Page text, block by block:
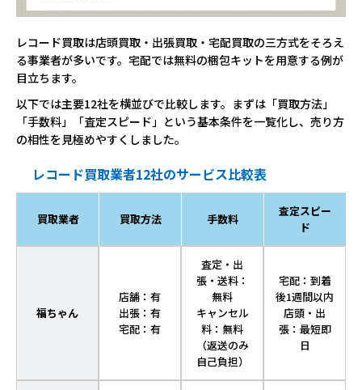
レコード買取は店頭買取・出張買取・宅配買取の三方式をそろえ
る事業者が多いです。宅配では無料の梱包キットを用意する例が
目立ちます。
以下では主要12社を横並びで比較します。まずは「買取方法」
「手数料」「査定スピード」という基本条件を一覧化し、売り方
の相性を見極めやすくしました。
レコード買取業者12社のサービス比較表
買取業者 買取方法 手数料
査定スピー
ド
福ちゃん
店舗：有
出張：有
宅配：有
査定・出
張・送料：
無料
キャンセル
料：無料
（返送のみ
自己負担）
宅配：到着
後1週間以内
店頭・出
張：最短即
日